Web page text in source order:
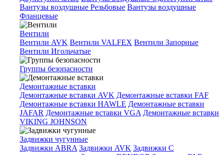
Вантузы воздушные Резьбовые Вантузы воздушные
Фланцевые
Вентили
Вентили AVK Вентили VALFEX Вентили Запорные
Вентили Игольчатые
Группы безопасности
Демонтажные вставки
Демонтажные вставки AVK Демонтажные вставки FAF
Демонтажные вставки HAWLE Демонтажные вставки
JAFAR Демонтажные вставки VGA Демонтажные вставки
VIKING JOHNSON
Задвижки чугунные
Задвижки ABRA Задвижки AVK Задвижки C